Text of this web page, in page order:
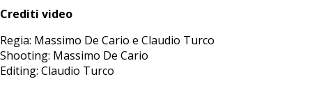
Crediti video
Regia: Massimo De Cario e Claudio Turco
Shooting: Massimo De Cario
Editing: Claudio Turco